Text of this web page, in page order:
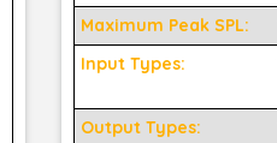
Maximum Peak SPL:
Input Types:
Output Types: